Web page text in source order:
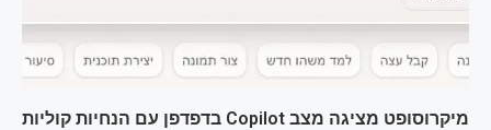
מיקרוסופט מציגה מצב Copilot בדפדפן עם הנחיות קוליות